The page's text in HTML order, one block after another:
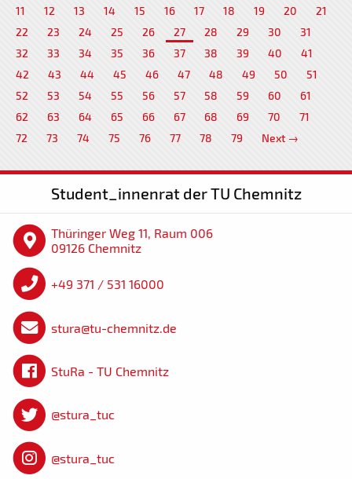
11
12 13 14 15 16 17 18 19 20
21
22
23 24 25 26 27 28 29 30
31
32
33 34 35 36 37 38 39 40
41
42
43 44 45 46 47 48 49 50
51
52
53 54 55 56 57 58 59 60
61
62
63 64 65 66 67 68 69 70
71
72
73 74 75 76 77 78 79 Next →
Student_innenrat der TU Chemnitz
Thüringer Weg 11, Raum 006
09126 Chemnitz
+49 371 / 531 16000
stura@tu-chemnitz.de
StuRa - TU Chemnitz
@stura_tuc
@stura_tuc